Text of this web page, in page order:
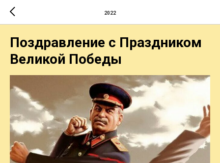
2022
Поздравление с Праздником
Великой Победы